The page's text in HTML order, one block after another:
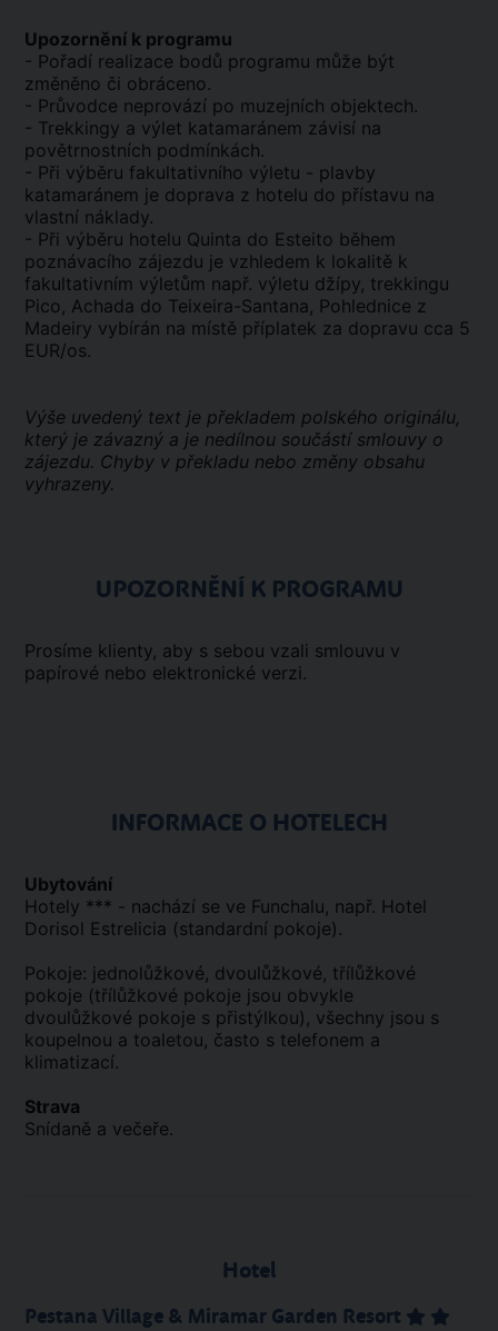
Upozornění k programu
- Pořadí realizace bodů programu může být
změněno či obráceno.
- Průvodce neprovází po muzejních objektech.
- Trekkingy a výlet katamaránem závisí na
povětrnostních podmínkách.
- Při výběru fakultativního výletu - plavby
katamaránem je doprava z hotelu do přístavu na
vlastní náklady.
- Při výběru hotelu Quinta do Esteito během
poznávacího zájezdu je vzhledem k lokalitě k
fakultativním výletům např. výletu džípy, trekkingu
Pico, Achada do Teixeira-Santana, Pohlednice z
Madeiry vybírán na místě příplatek za dopravu cca 5
EUR/os.
Výše uvedený text je překladem polského originálu,
který je závazný a je nedílnou součástí smlouvy o
zájezdu. Chyby v překladu nebo změny obsahu
vyhrazeny.
UPOZORNĚNÍ K PROGRAMU
Prosíme klienty, aby s sebou vzali smlouvu v
papírové nebo elektronické verzi.
INFORMACE O HOTELECH
Ubytování
Hotely *** - nachází se ve Funchalu, např. Hotel
Dorisol Estrelicia (standardní pokoje).
Pokoje: jednolůžkové, dvoulůžkové, třílůžkové
pokoje (třílůžkové pokoje jsou obvykle
dvoulůžkové pokoje s přistýlkou), všechny jsou s
koupelnou a toaletou, často s telefonem a
klimatizací.
Strava
Snídaně a večeře.
Hotel
Pestana Village & Miramar Garden Resort